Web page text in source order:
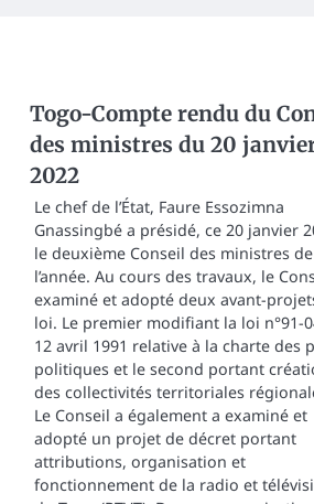
Togo-Compte rendu du
des ministres du 20
2022
Le chef de l’État, Faure Essozimna
Gnassingbé a présidé, ce 20 janvier
le deuxième Conseil des ministres de
l’année. Au cours des travaux, le
examiné et adopté deux avant-
loi. Le premier modifiant la loi n°91-
12 avril 1991 relative à la charte des
politiques et le second portant
des collectivités territoriales
Le Conseil a également a examiné et
adopté un projet de décret portant
attributions, organisation et
fonctionnement de la radio et